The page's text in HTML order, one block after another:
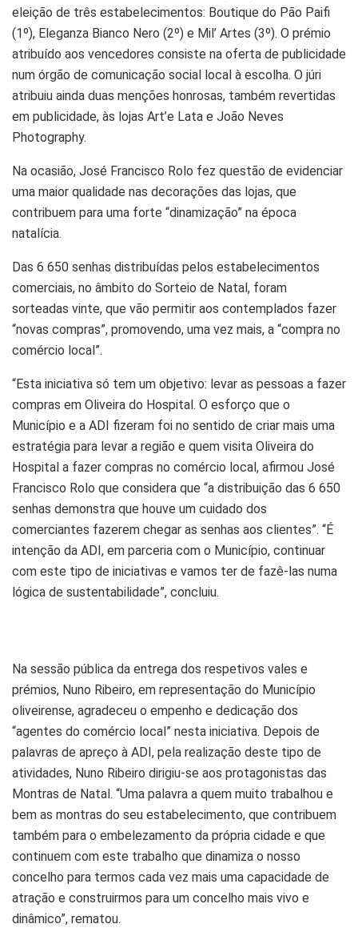
eleição de três estabelecimentos: Boutique do Pão Paifi
(1º), Eleganza Bianco Nero (2º) e Mil’ Artes (3º). O prémio
atribuído aos vencedores consiste na oferta de publicidade
num órgão de comunicação social local à escolha. O júri
atribuiu ainda duas menções honrosas, também revertidas
em publicidade, às lojas Art’e Lata e João Neves
Photography.
Na ocasião, José Francisco Rolo fez questão de evidenciar
uma maior qualidade nas decorações das lojas, que
contribuem para uma forte “dinamização” na época
natalícia.
Das 6 650 senhas distribuídas pelos estabelecimentos
comerciais, no âmbito do Sorteio de Natal, foram
sorteadas vinte, que vão permitir aos contemplados fazer
“novas compras”, promovendo, uma vez mais, a “compra no
comércio local”.
“Esta iniciativa só tem um objetivo: levar as pessoas a fazer
compras em Oliveira do Hospital. O esforço que o
Município e a ADI fizeram foi no sentido de criar mais uma
estratégia para levar a região e quem visita Oliveira do
Hospital a fazer compras no comércio local, afirmou José
Francisco Rolo que considera que “a distribuição das 6 650
senhas demonstra que houve um cuidado dos
comerciantes fazerem chegar as senhas aos clientes”. “É
intenção da ADI, em parceria com o Município, continuar
com este tipo de iniciativas e vamos ter de fazê-las numa
lógica de sustentabilidade”, concluiu.
Na sessão pública da entrega dos respetivos vales e
prémios, Nuno Ribeiro, em representação do Município
oliveirense, agradeceu o empenho e dedicação dos
“agentes do comércio local” nesta iniciativa. Depois de
palavras de apreço à ADI, pela realização deste tipo de
atividades, Nuno Ribeiro dirigiu-se aos protagonistas das
Montras de Natal. “Uma palavra a quem muito trabalhou e
bem as montras do seu estabelecimento, que contribuem
também para o embelezamento da própria cidade e que
continuem com este trabalho que dinamiza o nosso
concelho para termos cada vez mais uma capacidade de
atração e construirmos para um concelho mais vivo e
dinâmico”, rematou.